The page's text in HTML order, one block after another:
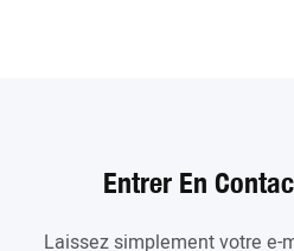
Entrer En
Laissez simplement votre e-